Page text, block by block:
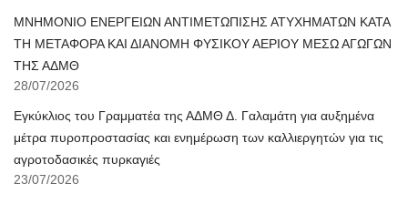
ΜΝΗΜΟΝΙΟ ΕΝΕΡΓΕΙΩΝ ΑΝΤΙΜΕΤΩΠΙΣΗΣ ΑΤΥΧΗΜΑΤΩΝ ΚΑΤΑ
ΤΗ ΜΕΤΑΦΟΡΑ ΚΑΙ ΔΙΑΝΟΜΗ ΦΥΣΙΚΟΥ ΑΕΡΙΟΥ ΜΕΣΩ ΑΓΩΓΩΝ
ΤΗΣ ΑΔΜΘ
28/07/2026
Εγκύκλιος του Γραμματέα της ΑΔΜΘ Δ. Γαλαμάτη για αυξημένα
μέτρα πυροπροστασίας και ενημέρωση των καλλιεργητών για τις
αγροτοδασικές πυρκαγιές
23/07/2026